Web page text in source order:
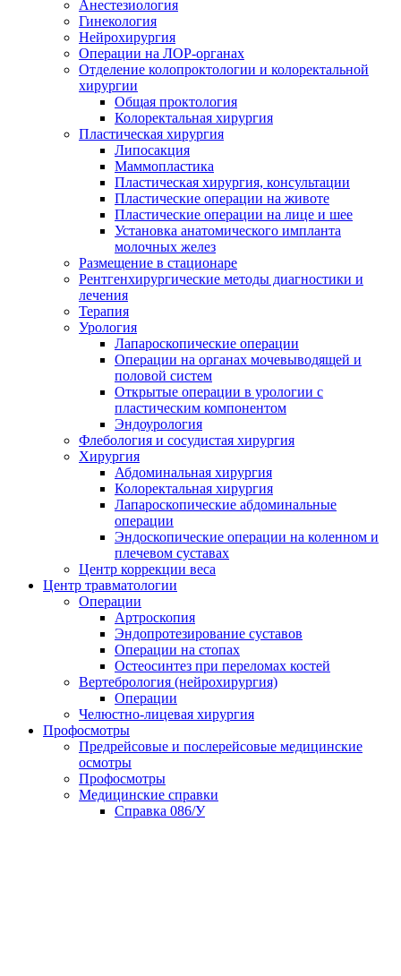
Анестезиология
Гинекология
Нейрохирургия
Операции на ЛОР-органах
Отделение колопроктологии и колоректальной
хирургии
Общая проктология
Колоректальная хирургия
Пластическая хирургия
Липосакция
Маммопластика
Пластическая хирургия, консультации
Пластические операции на животе
Пластические операции на лице и шее
Установка анатомического импланта
молочных желез
Размещение в стационаре
Рентгенхирургические методы диагностики и
лечения
Терапия
Урология
Лапароскопические операции
Операции на органах мочевыводящей и
половой систем
Открытые операции в урологии с
пластическим компонентом
Эндоурология
Флебология и сосудистая хирургия
Хирургия
Абдоминальная хирургия
Колоректальная хирургия
Лапароскопические абдоминальные
операции
Эндоскопические операции на коленном и
плечевом суставах
Центр коррекции веса
Центр травматологии
Операции
Артроскопия
Эндопротезирование суставов
Операции на стопах
Остеосинтез при переломах костей
Вертебрология (нейрохирургия)
Операции
Челюстно-лицевая хирургия
Профосмотры
Предрейсовые и послерейсовые медицинские
осмотры
Профосмотры
Медицинские справки
Справка 086/У